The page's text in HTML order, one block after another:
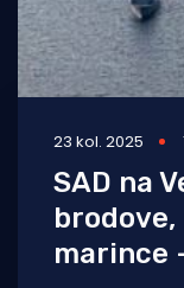
23 kol. 2025
SAD na
marince